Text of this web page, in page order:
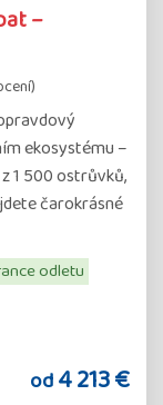
–
ekosystému –
1 500 ostrůvků,
čarokrásné
odletu
od4 213 €